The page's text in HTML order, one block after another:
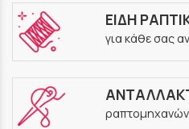
ΕΙΔΗ
για κάθε σας